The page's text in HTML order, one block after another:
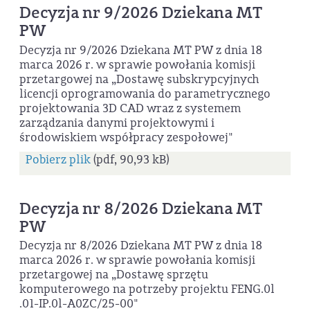
Decyzja nr 9/2026 Dziekana MT
PW
Decyzja nr 9/2026 Dziekana MT PW z dnia 18
marca 2026 r. w sprawie powołania komisji
przetargowej na „Dostawę subskrypcyjnych
licencji oprogramowania do parametrycznego
projektowania 3D CAD wraz z systemem
zarządzania danymi projektowymi i
środowiskiem współpracy zespołowej"
Pobierz plik(pdf, 90,93 kB)
Decyzja nr 8/2026 Dziekana MT
PW
Decyzja nr 8/2026 Dziekana MT PW z dnia 18
marca 2026 r. w sprawie powołania komisji
przetargowej na „Dostawę sprzętu
komputerowego na potrzeby projektu FENG.0l
.01-IP.0l-A0ZC/25-00"